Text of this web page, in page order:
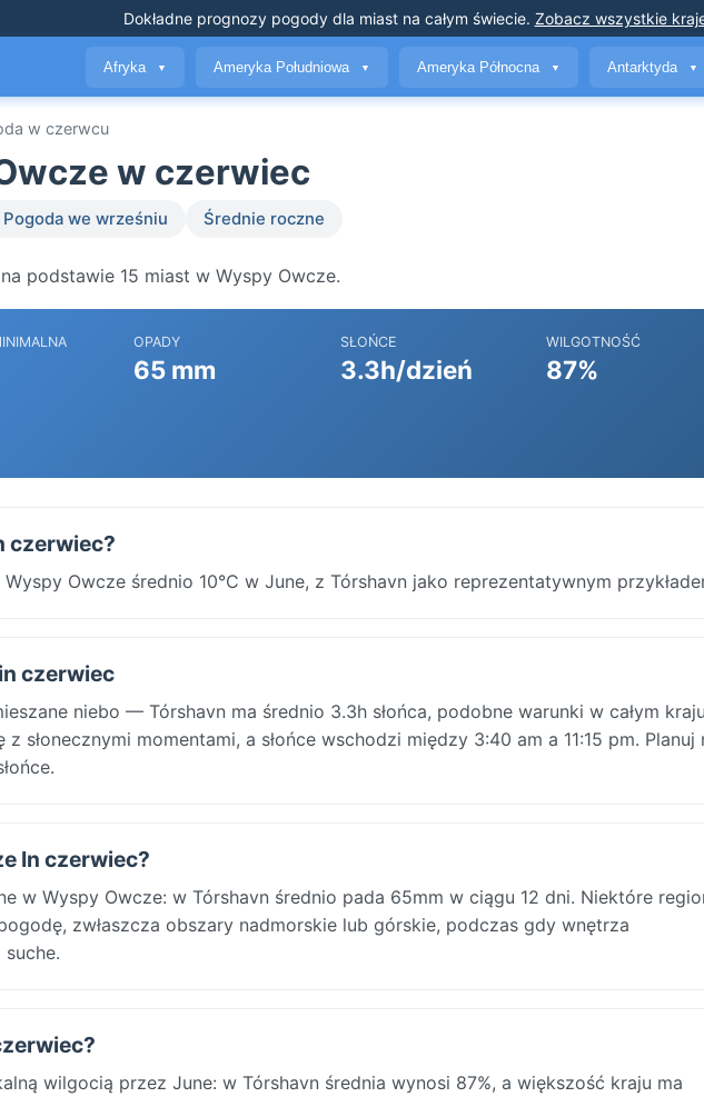
Dokładne prognozy pogodydla miast na całym świecie. Zobacz wszystkie
Afryka ▼ Ameryka Południowa ▼ Ameryka Północna ▼ Antarktyda ▼
w czerwcu
w czerwiec
Pogoda we wrześniu Średnie roczne
podstawie 15 miast w Wyspy Owcze.
OPADY
65 mm
SŁOŃCE
3.3h/dzień
WILGOTNOŚĆ
87%
czerwiec?
Wyspy Owcze średnio 10°C w June, z Tórshavn jako reprezentatywnym
czerwiec
niebo — Tórshavn ma średnio 3.3h słońca, podobne warunki w całym
słonecznymi momentami, a słońce wschodzi między 3:40 am a 11:15 pm. Planuj
In czerwiec?
w Wyspy Owcze: w Tórshavn średnio pada 65mm w ciągu 12 dni. Niektóre
zwłaszcza obszary nadmorskie lub górskie, podczas gdy wnętrza
wilgocią przez June: w Tórshavn średnia wynosi 87%, a większość kraju ma